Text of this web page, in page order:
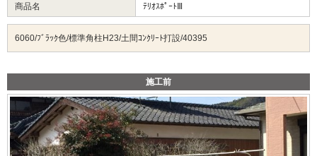
商品名 ﾃﾘｵｽﾎﾟｰﾄⅢ
6060/ﾌﾞﾗｯｸ色/標準角柱H23/土間ｺﾝｸﾘｰﾄ打設/40395
施工前